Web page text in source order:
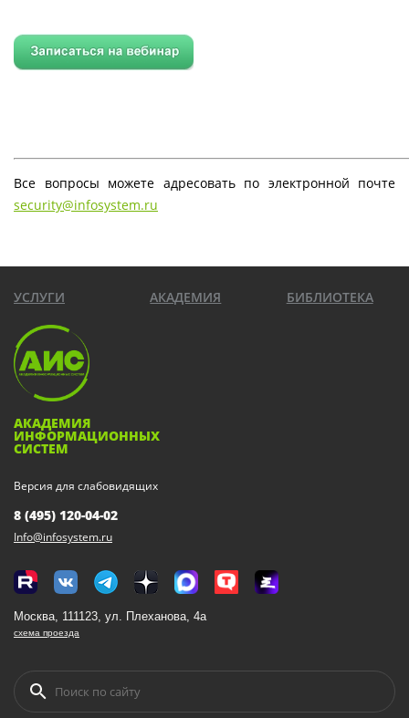
Все вопросы можете адресовать по электронной почте
security@infosystem.ru
УСЛУГИ АКАДЕМИЯ БИБЛИОТЕКА
АКАДЕМИЯ
ИНФОРМАЦИОННЫХ
СИСТЕМ
Версия для слабовидящих
8 (495) 120-04-02
Info@infosystem.ru
Москва, 111123, ул. Плеханова, 4а
схема проезда